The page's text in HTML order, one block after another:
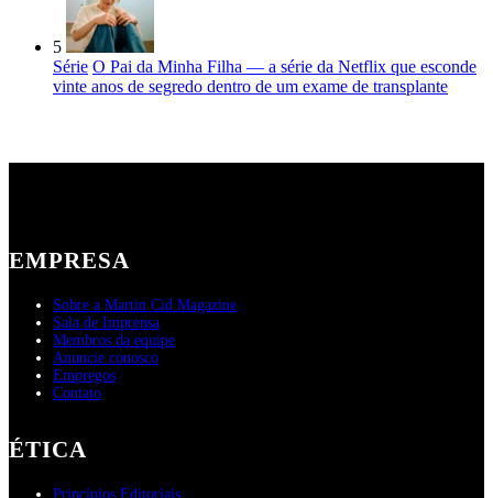
5
Série O Pai da Minha Filha — a série da Netflix que esconde
vinte anos de segredo dentro de um exame de transplante
EMPRESA
Sobre a Martin Cid Magazine
Sala de Imprensa
Membros da equipe
Anuncie conosco
Empregos
Contato
ÉTICA
Princípios Editoriais